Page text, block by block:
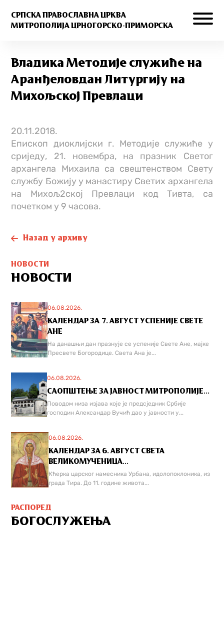
СРПСКА ПРАВОСЛАВНА ЦРКВА
МИТРОПОЛИЈА ЦРНОГОРСКО-ПРИМОРСКА
Владика Методије служиће на
Аранђеловдан Литургију на
Михољској Превлаци
20.11.2018.
Епископ диоклијски г. Методије служиће у
сриједу, 21. новембра, на празник Светог
архангела Михаила са свештенством Свету
службу Божију у манастиру Светих архангела
на Михољ2ској Превлаци код Тивта, са
почетком у 9 часова.
Назад у архиву
НОВОСТИ
НОВОСТИ
06.08.2026.
КАЛЕНДАР ЗА 7. АВГУСТ УСПЕНИЈЕ СВЕТЕ
АНЕ
На данашњи дан празнује се успеније Свете Ане, мајке
Пресвете Богородице. Света Ана је...
06.08.2026.
САОПШТЕЊЕ ЗА ЈАВНОСТ МИТРОПОЛИЈЕ...
Поводом низа изјава које је предсједник Србије
господин Александар Вучић дао у јавности у...
06.08.2026.
КАЛЕНДАР ЗА 6. АВГУСТ СВЕТА
ВЕЛИКОМУЧЕНИЦА...
Кћерка царског намесника Урбана, идолопоклоника, из
града Тира. До 11. године живота...
РАСПОРЕД
БОГОСЛУЖЕЊА